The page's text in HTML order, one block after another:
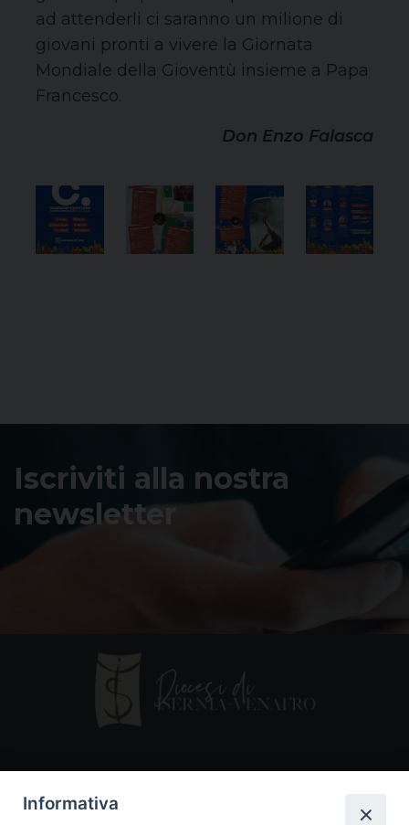
ad attenderli ci saranno un milione di
giovani pronti a vivere la Giornata
Mondiale della Gioventù insieme a Papa
Francesco.
Don Enzo Falasca
Iscriviti alla nostra
newsletter
Informativa